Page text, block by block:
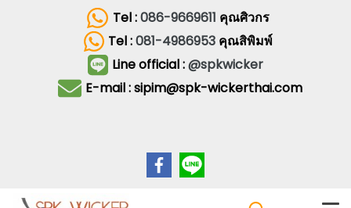
Tel :086-9669611 คุณศิวกร
Tel :081-4986953 คุณสิพิมพ์
Line official :@spkwicker
E-mail : sipim@spk-wickerthai.com